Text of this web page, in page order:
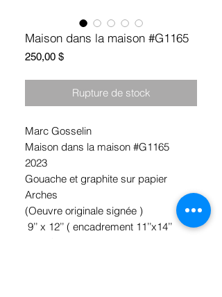
Maison dans la maison #G1165
250,00 $Prix
Rupture de stock
Marc Gosselin
Maison dans la maison #G1165
2023
Gouache et graphite sur papier
Arches
(Oeuvre originale signée )
9’’ x 12’’ ( encadrement 11’’x14’’